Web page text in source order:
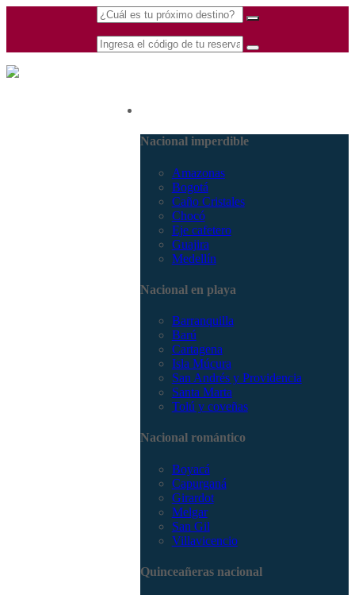
Nacional imperdible
Amazonas
Bogotá
Caño Cristales
Chocó
Eje cafetero
Guajira
Medellín
Nacional en playa
Barranquilla
Barú
Cartagena
Isla Múcura
San Andrés y Providencia
Santa Marta
Tolú y coveñas
Nacional romántico
Boyacá
Capurganá
Girardot
Melgar
San Gil
Villavicencio
Quinceañeras nacional